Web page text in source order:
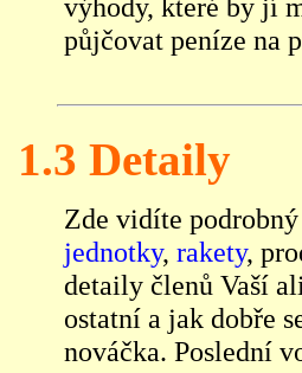
výhody, které by jí
půjčovat peníze na
1.3 Detaily
Zde vidíte
jednotky, rakety,
detaily členů Vaší
ostatní a jak dobře
nováčka. Poslední